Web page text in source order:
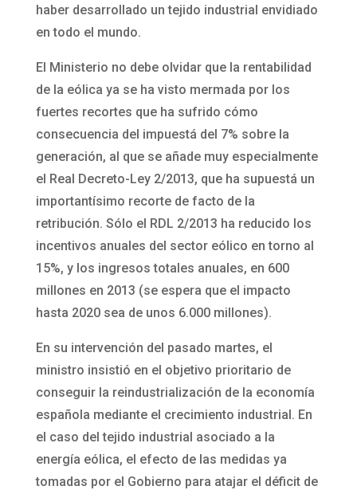
haber desarrollado un tejido industrial envidiado
en todo el mundo.
El Ministerio no debe olvidar que la rentabilidad
de la eólica ya se ha visto mermada por los
fuertes recortes que ha sufrido cómo
consecuencia del impuestá del 7% sobre la
generación, al que se añade muy especialmente
el Real Decreto-Ley 2/2013, que ha supuestá un
importantísimo recorte de facto de la
retribución. Sólo el RDL 2/2013 ha reducido los
incentivos anuales del sector eólico en torno al
15%, y los ingresos totales anuales, en 600
millones en 2013 (se espera que el impacto
hasta 2020 sea de unos 6.000 millones).
En su intervención del pasado martes, el
ministro insistió en el objetivo prioritario de
conseguir la reindustrialización de la economía
española mediante el crecimiento industrial. En
el caso del tejido industrial asociado a la
energía eólica, el efecto de las medidas ya
tomadas por el Gobierno para atajar el déficit de